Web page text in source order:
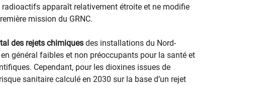
apparaît relativement étroite et ne modifie
mission du GRNC.
des rejets chimiques des installations du Nord-
général faibles et non préoccupants pour la santé et
Cependant, pour les dioxines issues de
sanitaire calculé en 2030 sur la base d’un rejet